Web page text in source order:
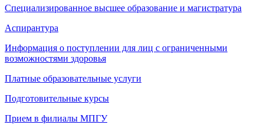
Специализированное высшее образование и магистратура
Аспирантура
Информация о поступлении для лиц с ограниченными
возможностями здоровья
Платные образовательные услуги
Подготовительные курсы
Прием в филиалы МПГУ